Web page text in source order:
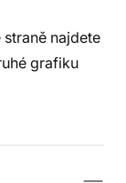
najdete
grafiku